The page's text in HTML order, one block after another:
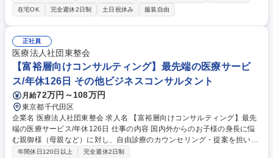
ロジェクトへの取り組みです。 募集職種 【データサイエンスおよびクオ
ンツ業務（格付モデリング、ストレステスト)】
在宅OK
完全週休2日制 土日祝休み 服装自由
正社員
医療法人社団東整会
【富裕層向けコンサルティング】最先端の医療サービ
ス/年休126日 その他ビジネスコンサルタント
月給72万円～108万円
東京都千代田区
企業名 医療法人社団東整会 求人名 【富裕層向けコンサルティング】最先
端の医療サービス/年休126日 仕事の内容 国内外からのお子様の身長に悩
む親御様（母親など）に対し、自由診療のカウンセリング・提案を担いま
す。丁寧なヒアリングを通じて不安を解消し、最適な治療プランを提案す
年間休日120日以上 完全週休2日制